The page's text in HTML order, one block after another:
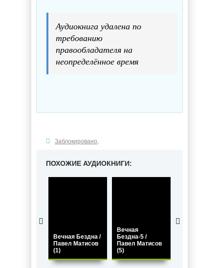
Аудиокнига удалена по
требованию
правообладателя на
неопределённое время
Заблокировано,
ПОХОЖИЕ АУДИОКНИГИ:
Вечная Бездна /
Павел Матисов
(1)
Вечная
Бездна-5 /
Павел Матисов
(5)